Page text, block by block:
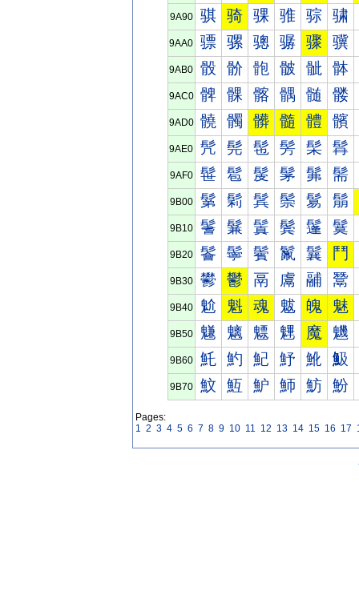
9A90 骐 骑 骒 骓 骔 骕
9AA0 骠 骡 骢 骣 骤 骥
9AB0 骰 骱 骲 骳 骴 骵
9AC0 髀 髁 髂 髃 髄 髅
9AD0 髐 髑 髒 髓 體 髕
9AE0 髠 髡 髢 髣 髤 髥
9AF0 髰 髱 髲 髳 髴 髵
9B00 鬀 鬁 鬂 鬃 鬄 鬅
9B10 鬐 鬑 鬒 鬓 鬔 鬕
9B20 鬠 鬡 鬢 鬣 鬤 鬥
9B30 鬰 鬱 鬲 鬳 鬴 鬵
9B40 魀 魁 魂 魃 魄 魅
9B50 魐 魑 魒 魓 魔 魕
9B60 魠 魡 魢 魣 魤 魥
9B70 魰 魱 魲 魳 魴 魵
Pages:
1 2 3 4 5 6 7 8 9 10 11 12 13 14 15 16 17